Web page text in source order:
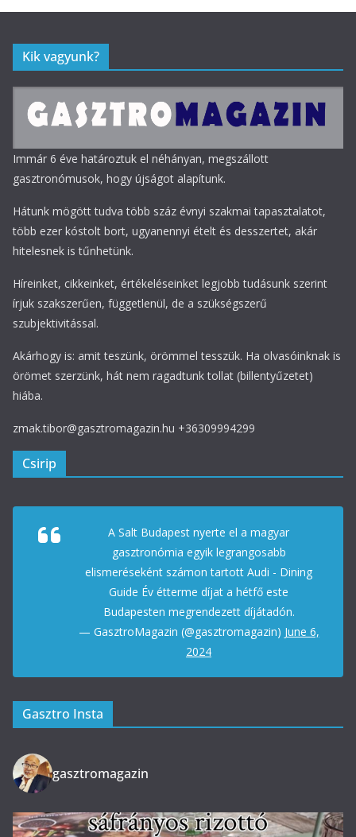
Kik vagyunk?
Immár 6 éve határoztuk el néhányan, megszállott
gasztronómusok, hogy újságot alapítunk.
Hátunk mögött tudva több száz évnyi szakmai tapasztalatot,
több ezer kóstolt bort, ugyanennyi ételt és desszertet, akár
hitelesnek is tűnhetünk.
Híreinket, cikkeinket, értékeléseinket legjobb tudásunk szerint
írjuk szakszerűen, függetlenül, de a szükségszerű
szubjektivitással.
Akárhogy is: amit teszünk, örömmel tesszük. Ha olvasóinknak is
örömet szerzünk, hát nem ragadtunk tollat (billentyűzetet)
hiába.
zmak.tibor@gasztromagazin.hu +36309994299
Csirip
A Salt Budapest nyerte el a magyar
gasztronómia egyik legrangosabb
elismeréseként számon tartott Audi - Dining
Guide Év étterme díjat a hétfő este
Budapesten megrendezett díjátadón.
— GasztroMagazin (@gasztromagazin) June 6,
2024
Gasztro Insta
gasztromagazin